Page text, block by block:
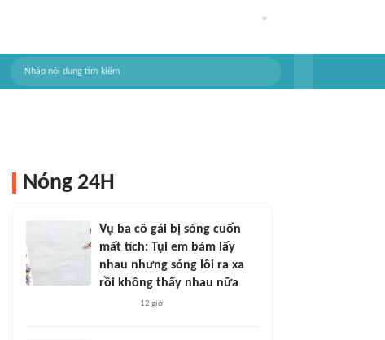
Nóng 24H
Vụ ba cô gái bị sóng cuốn
mất tích: Tụi em bám lấy
nhau nhưng sóng lôi ra xa
rồi không thấy nhau nữa
12 giờ